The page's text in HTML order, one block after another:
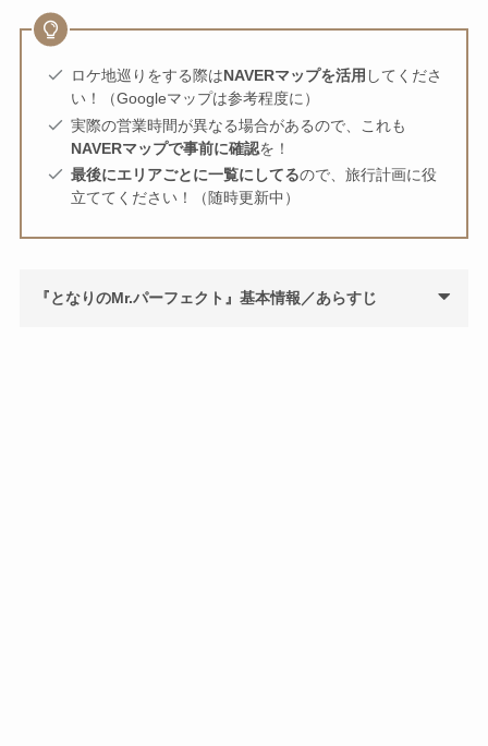
ロケ地巡りをする際はNAVERマップを活用 してくださ
い！（Googleマップは参考程度に）
実際の営業時間が異なる場合があるので、これも
NAVERマップで事前に確認を！
最後にエリアごとに一覧にしてるので、旅行計画に役
立ててください！（随時更新中）
『となりのMr.パーフェクト』基本情報／あらすじ